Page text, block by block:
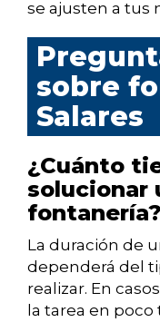
se ajusten a tus
sobre
Salares
¿Cuánto
solucionar
fontanería?
La duración de
dependerá del
realizar. En
la tarea en